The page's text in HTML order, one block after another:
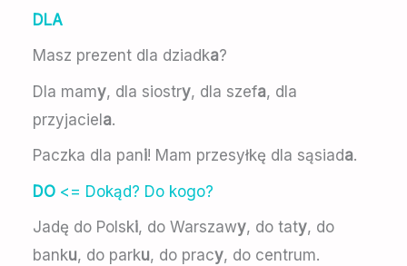
DLA
Masz prezent dla dziadka?
Dla mamy, dla siostry, dla szefa, dla
przyjaciela.
Paczka dla pani! Mam przesyłkę dla sąsiada.
DO <= Dokąd? Do kogo?
Jadę do Polski, do Warszawy, do taty, do
banku, do parku, do pracy, do centrum.